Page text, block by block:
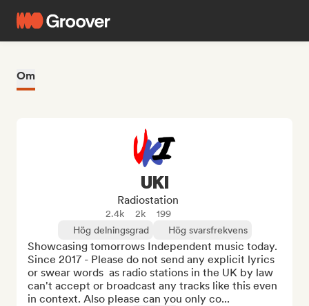
Om
UKI
Radiostation
2.4k 2k
199
Hög delningsgrad
Hög svarsfrekvens
Showcasing tomorrows Independent music today.
Since 2017 - Please do not send any explicit lyrics
or swear words  as radio stations in the UK by law
can't accept or broadcast any tracks like this even
in context. Also please can you only co...